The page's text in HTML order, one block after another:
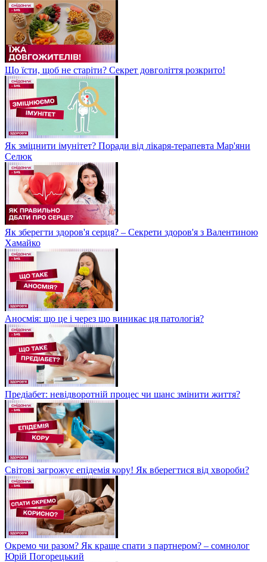
Що їсти, щоб не старіти? Секрет довголіття розкрито!
Як зміцнити імунітет? Поради від лікаря-терапевта Мар'яни
Селюк
Як зберегти здоров'я серця? – Секрети здоров'я з Валентиною
Хамайко
Аносмія: що це і через що виникає ця патологія?
Предіабет: невідворотній процес чи шанс змінити життя?
Світові загрожує епідемія кору! Як вберегтися від хвороби?
Окремо чи разом? Як краще спати з партнером? – сомнолог
Юрій Погорецький